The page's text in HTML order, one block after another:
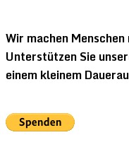
Wir machen
Unterstützen Sie
einem kleinem